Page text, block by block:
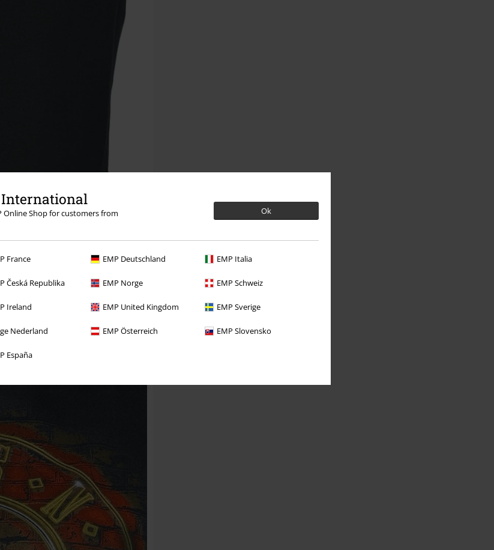
Online Shop for customers from
Ok
France EMP Deutschland EMP Italia
Česká Republika EMP Norge EMP Schweiz
Ireland EMP United Kingdom EMP Sverige
Nederland EMP Österreich EMP Slovensko
España